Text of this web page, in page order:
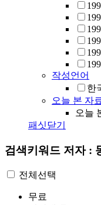
작성언어
한
오늘 본 자
오늘
패싯닫기
검색키워드 저자 :
전체선택
무료